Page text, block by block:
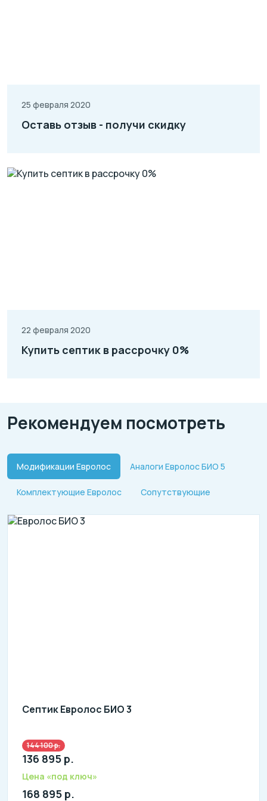
25 февраля 2020
Оставь отзыв - получи скидку
22 февраля 2020
Купить септик в рассрочку 0%
Рекомендуем посмотреть
Модификации Евролос Аналоги Евролос БИО 5
Комплектующие Евролос Сопутствующие
Септик Евролос БИО 3
Количество человек: 1-3
литров в сутки: 600
л: 150
144 100 р.
136 895 р.
Цена «под ключ»
168 895 р.